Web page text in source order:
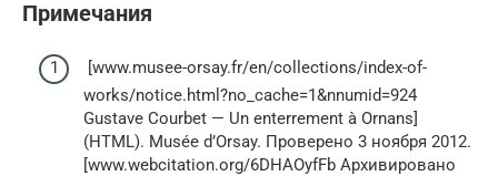
Примечания
[www.musee-orsay.fr/en/collections/index-of-
works/notice.html?no_cache=1&nnumid=924
Gustave Courbet — Un enterrement à Ornans]
(HTML). Musée d’Orsay. Проверено 3 ноября 2012.
[www.webcitation.org/6DHAOyfFb Архивировано